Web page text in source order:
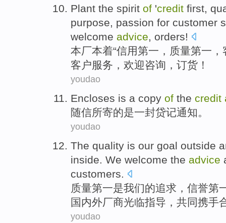
Plant the spirit of 'credit first,
purpose, passion for customer
welcome advice, orders!
本厂本着“信用第一 ， 质量第一，
客户服务 ， 欢迎咨询 ， 订货 ！
youdao
Encloses is a copy of the credit
随信所寄的是一封贷记通知。
youdao
The quality is our goal outside
inside. We welcome the advice
customers.
质量第一是我们的追求 ， 信誉第
国内外厂商光临指导 ， 共同携手
youdao